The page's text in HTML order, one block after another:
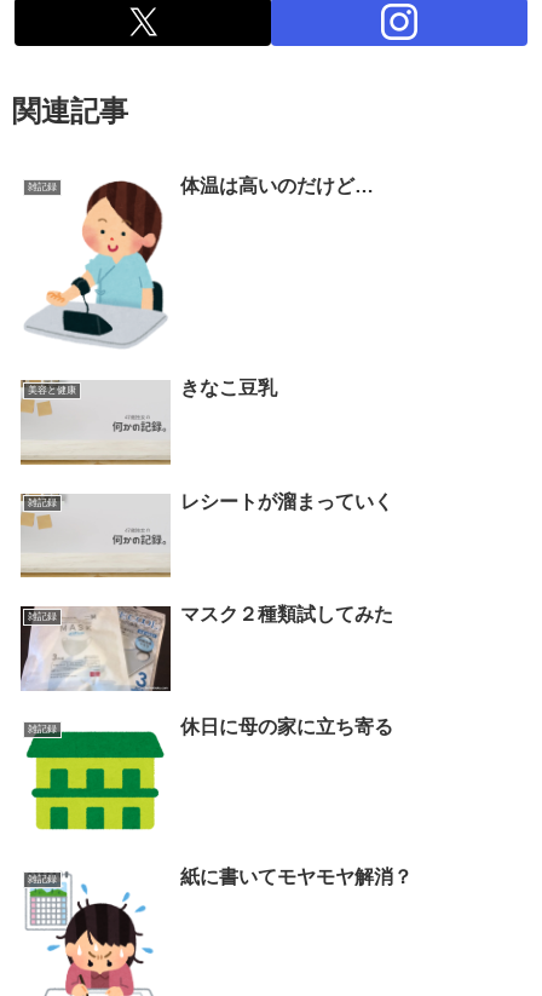
関連記事
雑記録 体温は高いのだけど…
美容と健康 きなこ豆乳
雑記録 レシートが溜まっていく
雑記録 マスク２種類試してみた
雑記録 休日に母の家に立ち寄る
雑記録 紙に書いてモヤモヤ解消？